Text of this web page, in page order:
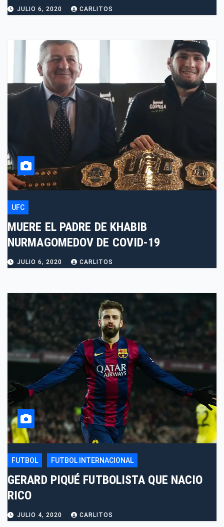
JULIO 6, 2020 CARLITOS
UFC
MUERE EL PADRE DE KHABIB
NURMAGOMEDOV DE COVID-19
JULIO 6, 2020 CARLITOS
FUTBOL FUTBOL INTERNACIONAL
GERARD PIQUÉ FUTBOLISTA QUE NACIO
RICO
JULIO 4, 2020 CARLITOS